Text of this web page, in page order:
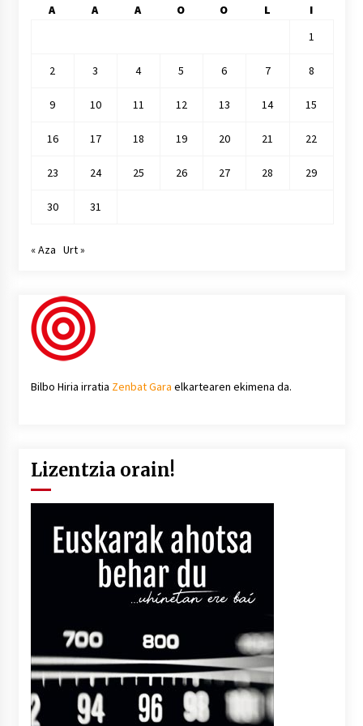
A A A O O L
I
1
2 3 4 5 6 7 8
9 10 11 12 13 14 15
16 17 18 19 20 21 22
23 24 25 26 27 28 29
30 31
« Aza Urt »
Bilbo Hiria irratia Zenbat Gara elkartearen ekimena da.
Lizentzia orain!